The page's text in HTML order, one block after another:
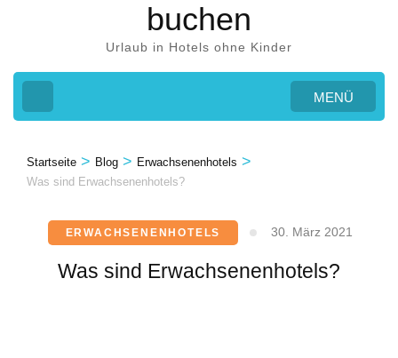
buchen
Urlaub in Hotels ohne Kinder
MENÜ
Startseite > Blog > Erwachsenenhotels >
Was sind Erwachsenenhotels?
ERWACHSENENHOTELS 30. März 2021
Was sind Erwachsenenhotels?